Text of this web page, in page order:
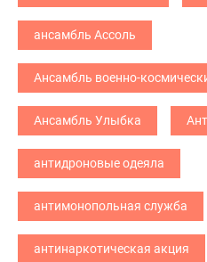
ансамбль Ассоль
Ансамбль военно-
Ансамбль Улыбка
антидроновые одеяла
антимонопольная служба
антинаркотическая акция